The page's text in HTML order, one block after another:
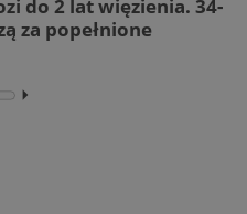
do 2 lat więzienia. 34-
za popełnione
⏵︎